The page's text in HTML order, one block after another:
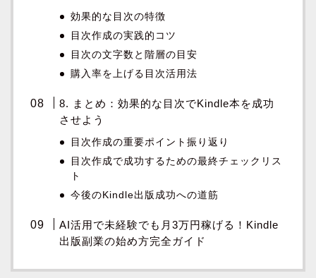
効果的な目次の特徴
目次作成の実践的コツ
目次の文字数と階層の目安
購入率を上げる目次活用法
8. まとめ：効果的な目次でKindle本を成功
させよう
目次作成の重要ポイント振り返り
目次作成で成功するための最終チェックリス
ト
今後のKindle出版成功への道筋
AI活用で未経験でも月3万円稼げる！Kindle
出版副業の始め方完全ガイド